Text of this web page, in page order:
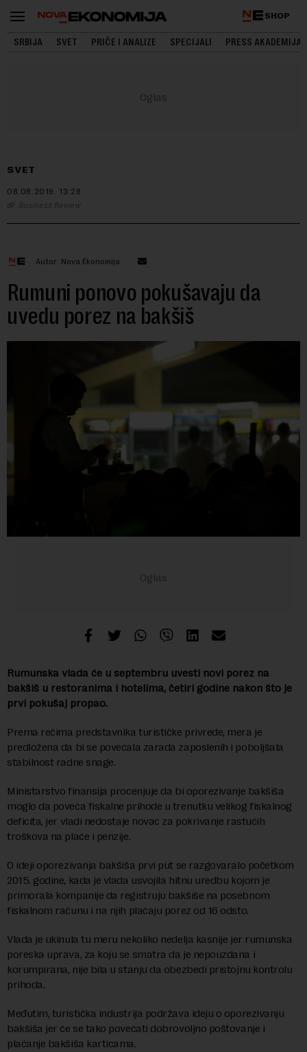
SHOP
SRBIJA SVET PRIČE I ANALIZE SPECIJALI PRESS AKADEMIJA
SVET
08.08.2019. 13:28
Business Review
Autor: Nova Ekonomija
Rumuni ponovo pokušavaju da
uvedu porez na bakšiš
Rumunska vlada će u septembru uvesti novi porez na
bakšiš u restoranima i hotelima, četiri godine nakon što je
prvi pokušaj propao.
Prema rečima predstavnika turističke privrede, mera je
predložena da bi se povećala zarada zaposlenih i poboljšala
stabilnost radne snage.
Ministarstvo finansija procenjuje da bi oporezivanje bakšiša
moglo da poveća fiskalne prihode u trenutku velikog fiskalnog
deficita, jer vladi nedostaje novac za pokrivanje rastućih
troškova na plaće i penzije.
O ideji oporezivanja bakšiša prvi put se razgovaralo početkom
2015. godine, kada je vlada usvojila hitnu uredbu kojom je
primorala kompanije da registruju bakšiše na posebnom
fiskalnom računu i na njih plaćaju porez od 16 odsto.
Vlada je ukinula tu meru nekoliko nedelja kasnije jer rumunska
poreska uprava, za koju se smatra da je nepouzdana i
korumpirana, nije bila u stanju da obezbedi pristojnu kontrolu
prihoda.
Međutim, turistička industrija podržava ideju o oporezivanju
bakšiša jer će se tako povećati dobrovoljno poštovanje i
plaćanje bakšiša karticama.